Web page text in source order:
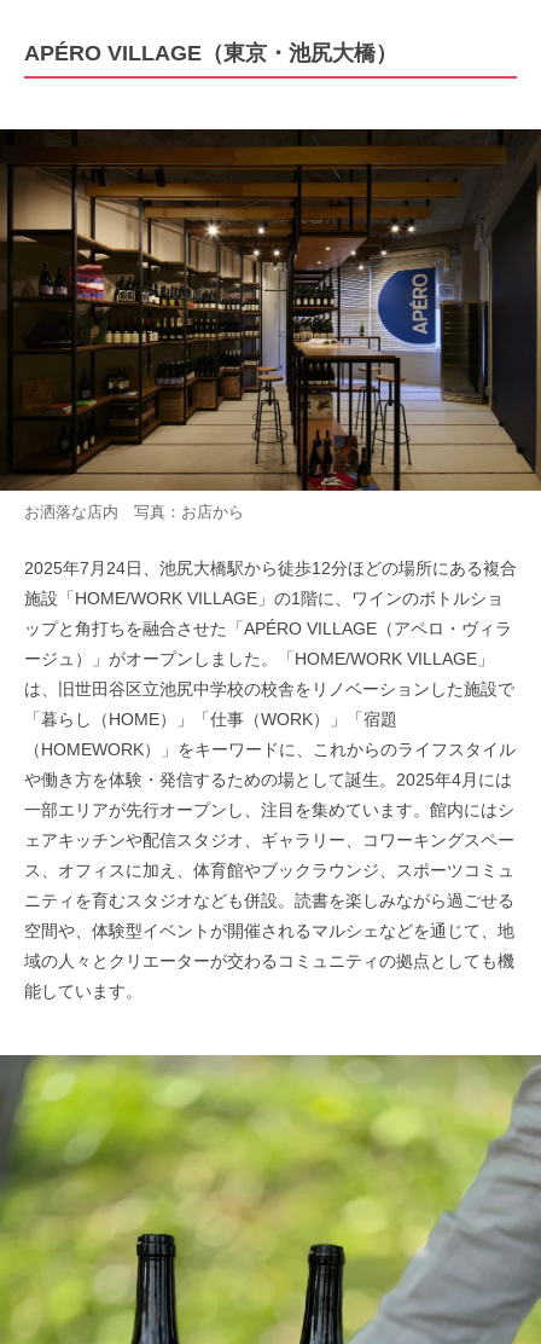
APÉRO VILLAGE（東京・池尻大橋）
お洒落な店内 写真：お店から
2025年7月24日、池尻大橋駅から徒歩12分ほどの場所にある複合
施設「HOME/WORK VILLAGE」の1階に、ワインのボトルショ
ップと角打ちを融合させた「APÉRO VILLAGE（アペロ・ヴィラ
ージュ）」がオープンしました。「HOME/WORK VILLAGE」
は、旧世田谷区立池尻中学校の校舎をリノベーションした施設で
「暮らし（HOME）」「仕事（WORK）」「宿題
（HOMEWORK）」をキーワードに、これからのライフスタイル
や働き方を体験・発信するための場として誕生。2025年4月には
一部エリアが先行オープンし、注目を集めています。館内にはシ
ェアキッチンや配信スタジオ、ギャラリー、コワーキングスペー
ス、オフィスに加え、体育館やブックラウンジ、スポーツコミュ
ニティを育むスタジオなども併設。読書を楽しみながら過ごせる
空間や、体験型イベントが開催されるマルシェなどを通じて、地
域の人々とクリエーターが交わるコミュニティの拠点としても機
能しています。